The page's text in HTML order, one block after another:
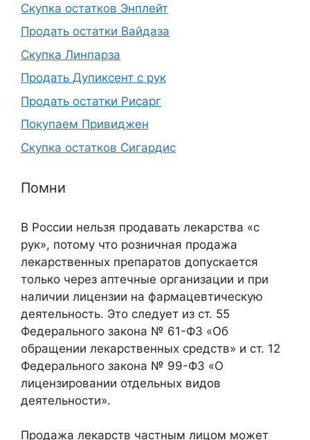
Скупка остатков Энплейт
Продать остатки Вайдаза
Скупка Линпарза
Продать Дупиксент с рук
Продать остатки Рисарг
Покупаем Привиджен
Скупка остатков Сигардис
Помни
В России нельзя продавать лекарства «с
рук», потому что розничная продажа
лекарственных препаратов допускается
только через аптечные организации и при
наличии лицензии на фармацевтическую
деятельность. Это следует из ст. 55
Федерального закона № 61-ФЗ «Об
обращении лекарственных средств» и ст. 12
Федерального закона № 99-ФЗ «О
лицензировании отдельных видов
деятельности».
Продажа лекарств частным лицом может